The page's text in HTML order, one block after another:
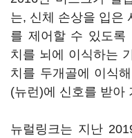
는, 신체 손상을 입은
를 제어할 수 있도록
치를 뇌에 이식하는
치를 두개골에 이식
(뉴런)에 신호를 받아
뉴럴링크는 지난